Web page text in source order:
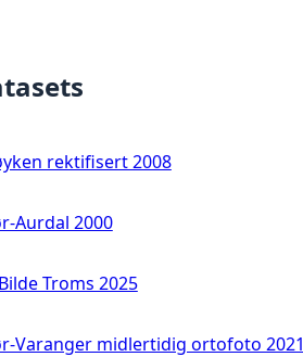
rektifisert 2008
Aurdal 2000
Troms 2025
Varanger midlertidig ortofoto 2021